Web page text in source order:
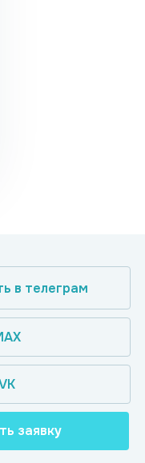
в телеграм
заявку